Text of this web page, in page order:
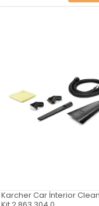
Karcher Car İnterior